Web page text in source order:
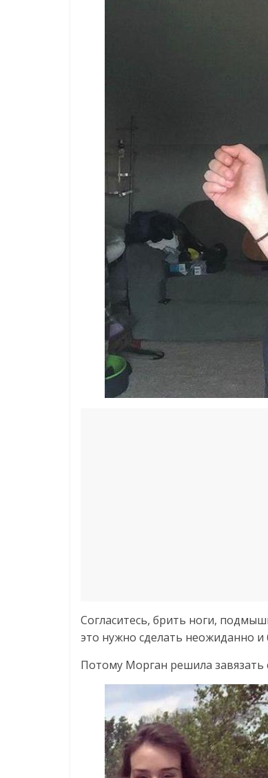
Согласитесь, брить ноги,
это нужно сделать неожиданно и
Потому Морган решила завязать